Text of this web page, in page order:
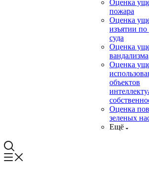
Оценка
пожара
Оценка
изъятии
суда
Оценка
вандализма
Оценка
объектов
Оценка
зеленых
Ещё